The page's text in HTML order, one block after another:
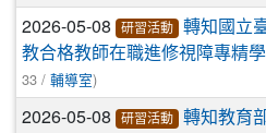
2026-05-08 研習活動
轉知國立
教合格教師在職進修視障專精
33 / 輔導室)
2026-05-08 研習活動
轉知教育